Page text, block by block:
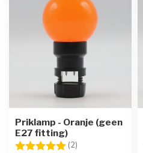
Priklamp - Oranje (geen
E27 fitting)
Beoordeling: (2)